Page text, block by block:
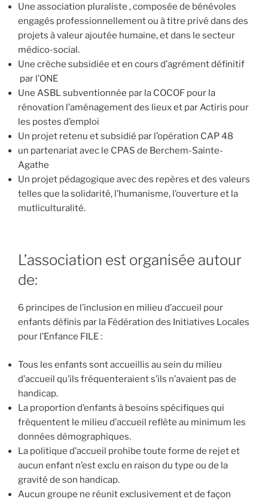
Une association pluraliste , composée de bénévoles
engagés professionnellement ou à titre privé dans des
projets à valeur ajoutée humaine, et dans le secteur
médico-social.
Une crèche subsidiée et en cours d’agrément définitif
par l’ONE
Une ASBL subventionnée par la COCOF pour la
rénovation l’aménagement des lieux et par Actiris pour
les postes d’emploi
Un projet retenu et subsidié par l’opération CAP 48
un partenariat avec le CPAS de Berchem-Sainte-
Agathe
Un projet pédagogique avec des repères et des valeurs
telles que la solidarité, l’humanisme, l’ouverture et la
mutliculturalité.
L’association est organisée autour
de:
6 principes de l’inclusion en milieu d’accueil pour
enfants définis par la Fédération des Initiatives Locales
pour l’Enfance FILE :
Tous les enfants sont accueillis au sein du milieu
d’accueil qu’ils fréquenteraient s’ils n’avaient pas de
handicap.
La proportion d’enfants à besoins spécifiques qui
fréquentent le milieu d’accueil reflète au minimum les
données démographiques.
La politique d’accueil prohibe toute forme de rejet et
aucun enfant n’est exclu en raison du type ou de la
gravité de son handicap.
Aucun groupe ne réunit exclusivement et de façon